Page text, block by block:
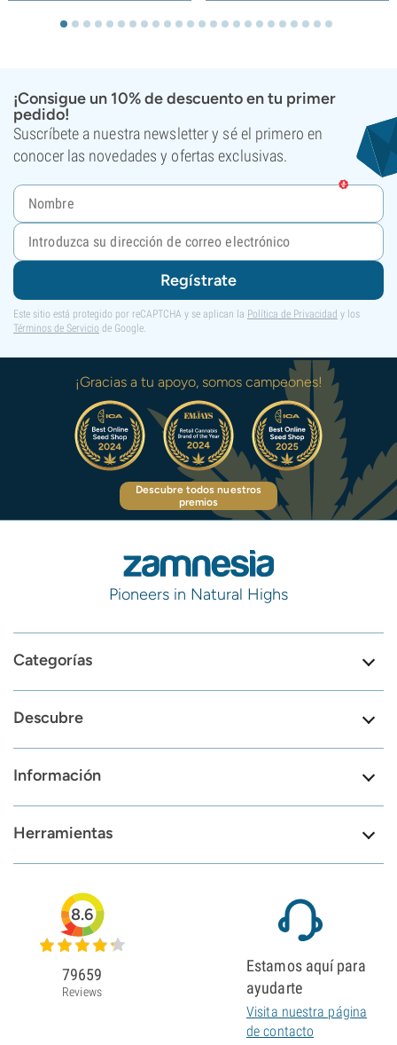
¡Consigue un 10% de descuento en tu primer
pedido!
Suscríbete a nuestra newsletter y sé el primero en
conocer las novedades y ofertas exclusivas.
Regístrate
Este sitio está protegido por reCAPTCHA y se aplican la Política de Privacidad y los
Términos de Servicio de Google.
¡Gracias a tu apoyo, somos campeones!
Descubre todos nuestros
premios
Pioneers in Natural Highs
Categorías
Descubre
Información
Herramientas
8.6
79659
Reviews
Estamos aquí para
ayudarte
Visita nuestra página
de contacto